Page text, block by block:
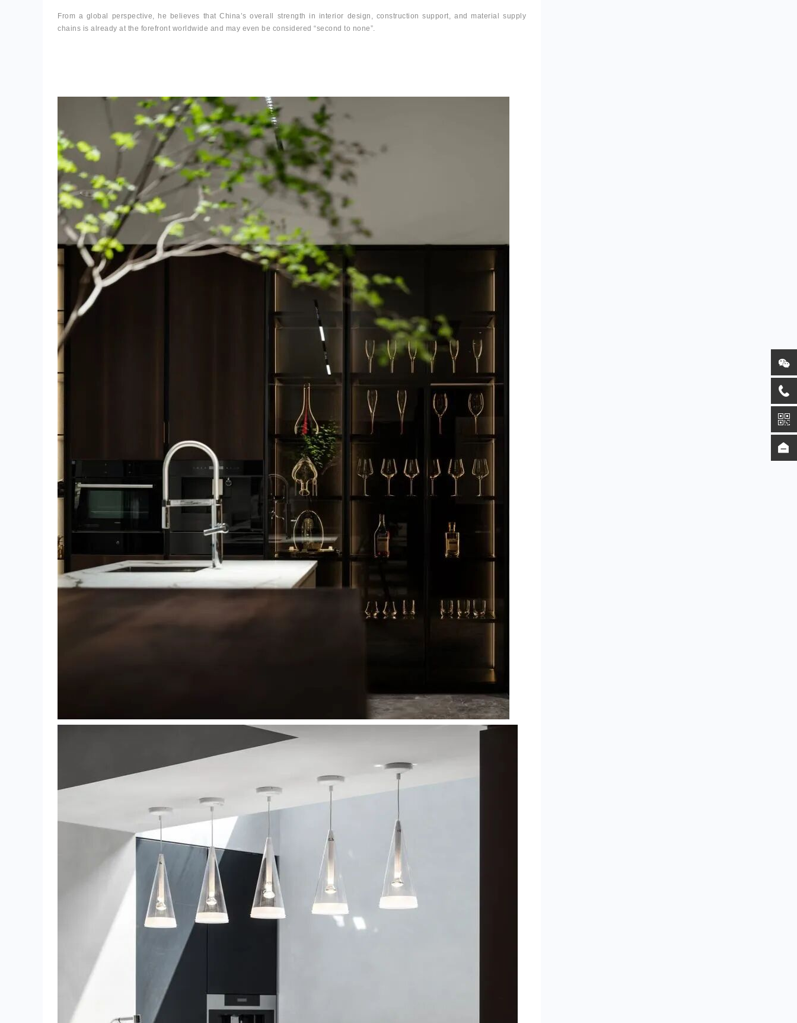
From a global perspective, he believes that China’s overall strength in interior design, construction support, and material supply
chains is already at the forefront worldwide and may even be considered “second to none”.